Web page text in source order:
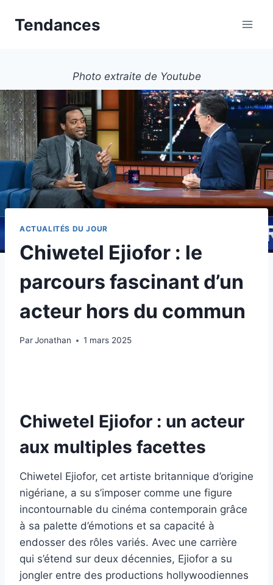
Tendances
Photo extraite de Youtube
ACTUALITÉS DU JOUR
Chiwetel Ejiofor : le
parcours fascinant d’un
acteur hors du commun
ParJonathan 1 mars 2025
Chiwetel Ejiofor : un acteur
aux multiples facettes
Chiwetel Ejiofor, cet artiste britannique d’origine
nigériane, a su s’imposer comme une figure
incontournable du cinéma contemporain grâce
à sa palette d’émotions et sa capacité à
endosser des rôles variés. Avec une carrière
qui s’étend sur deux décennies, Ejiofor a su
jongler entre des productions hollywoodiennes